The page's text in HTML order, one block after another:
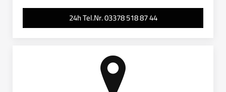
24h Tel.Nr. 03378 518 87 44